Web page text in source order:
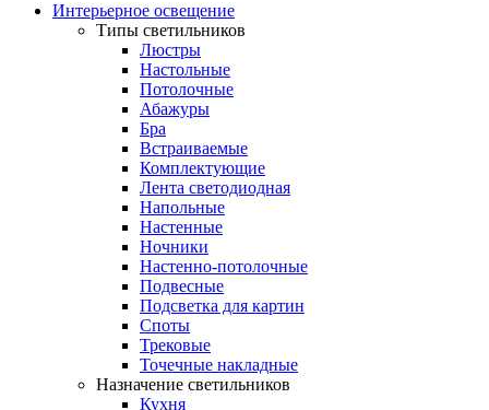
Интерьерное освещение
Типы светильников
Люстры
Настольные
Потолочные
Абажуры
Бра
Встраиваемые
Комплектующие
Лента светодиодная
Напольные
Настенные
Ночники
Настенно-потолочные
Подвесные
Подсветка для картин
Споты
Трековые
Точечные накладные
Назначение светильников
Кухня